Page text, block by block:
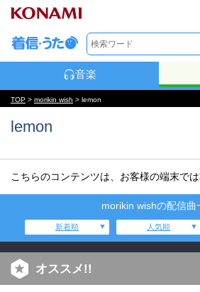
音楽
TOP > morikin wish > lemon
lemon
こちらのコンテンツは、お客様の端末では
morikin wishの配信曲
新着順 人気順
オススメ!!